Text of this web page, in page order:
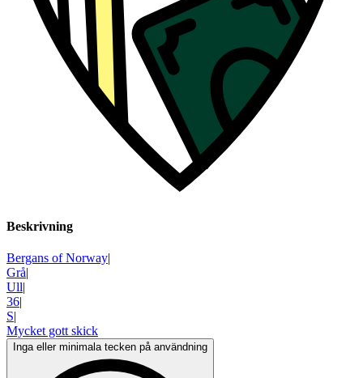
Beskrivning
Bergans of Norway|
Grå|
Ull|
36|
S|
Mycket gott skick
Inga eller minimala tecken på användning